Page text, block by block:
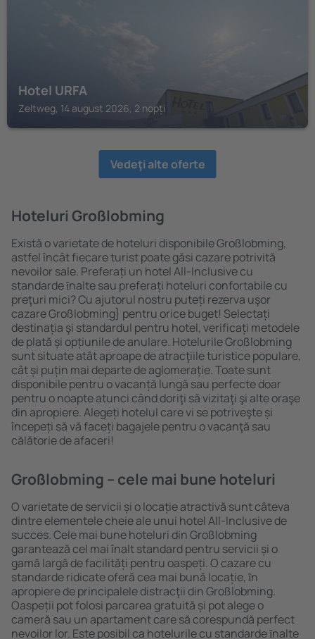
Hotel URFA
Zeltweg, 14 august 2026, 2 nopți
Vedeţi alte oferte
Hoteluri Großlobming
Există o varietate de hoteluri disponibile Großlobming,
astfel încât fiecare turist poate găsi cazare potrivită
nevoilor sale. Preferați un hotel All-Inclusive cu
standarde ȋnalte sau preferați hoteluri confortabile cu
preţuri mici? Cu ajutorul nostru puteți rezerva uşor
cazare Großlobming} pentru orice buget! Selectați
destinația şi standardul pentru hotel, verificați metodele
de plată și opțiunile de anulare. Hotelurile Großlobming
sunt situate atât aproape de atracţiile turistice populare,
cât și puțin mai departe de aglomerație. Toate sunt
disponibile pentru o vacanță lungă sau perfecte doar
pentru o noapte atunci când doriţi să vizitaţi şi alte oraşe
din apropiere. Alegeți hotelul care vi se potriveşte și
începeți să vă faceți bagajele pentru o vacanţă sau
călătorie de afaceri!
Großlobming – cele mai bune hoteluri
O varietate de servicii și o locație atractivă sunt câteva
dintre elementele cheie ale unui hotel All-Inclusive de
succes. Cele mai bune hoteluri din Großlobming
garantează cel mai înalt standard pentru servicii și o
gamă largă de facilități pentru oaspeți. O cazare cu
standarde ridicate oferă cea mai bună locație, ȋn
apropiere de principalele distracţii din Großlobming.
Oaspeții pot folosi parcarea gratuită și pot alege o
cameră sau un apartament care să corespundă perfect
nevoilor lor. Este posibil ca hotelurile cu standarde ȋnalte